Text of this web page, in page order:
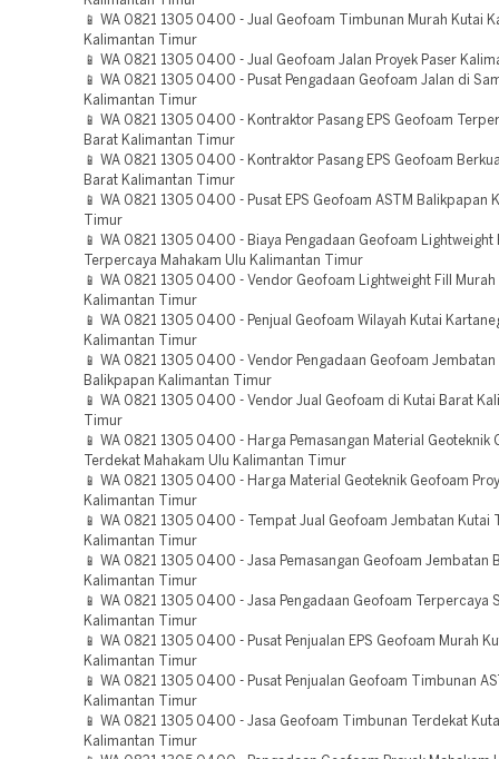
📱 WA 0821 1305 0400 - Jual Geofoam Timbunan Murah Kutai
Kalimantan Timur
📱 WA 0821 1305 0400 - Jual Geofoam Jalan Proyek Paser
📱 WA 0821 1305 0400 - Pusat Pengadaan Geofoam Jalan di
Kalimantan Timur
📱 WA 0821 1305 0400 - Kontraktor Pasang EPS Geofoam
Barat Kalimantan Timur
📱 WA 0821 1305 0400 - Kontraktor Pasang EPS Geofoam
Barat Kalimantan Timur
📱 WA 0821 1305 0400 - Pusat EPS Geofoam ASTM Balikpapan
Timur
📱 WA 0821 1305 0400 - Biaya Pengadaan Geofoam Lightweight
Terpercaya Mahakam Ulu Kalimantan Timur
📱 WA 0821 1305 0400 - Vendor Geofoam Lightweight Fill Murah
Kalimantan Timur
📱 WA 0821 1305 0400 - Penjual Geofoam Wilayah Kutai
Kalimantan Timur
📱 WA 0821 1305 0400 - Vendor Pengadaan Geofoam Jembatan
Balikpapan Kalimantan Timur
📱 WA 0821 1305 0400 - Vendor Jual Geofoam di Kutai Barat
Timur
📱 WA 0821 1305 0400 - Harga Pemasangan Material Geoteknik
Terdekat Mahakam Ulu Kalimantan Timur
📱 WA 0821 1305 0400 - Harga Material Geoteknik Geofoam
Kalimantan Timur
📱 WA 0821 1305 0400 - Tempat Jual Geofoam Jembatan Kutai
Kalimantan Timur
📱 WA 0821 1305 0400 - Jasa Pemasangan Geofoam Jembatan
Kalimantan Timur
📱 WA 0821 1305 0400 - Jasa Pengadaan Geofoam Terpercaya
Kalimantan Timur
📱 WA 0821 1305 0400 - Pusat Penjualan EPS Geofoam Murah
Kalimantan Timur
📱 WA 0821 1305 0400 - Pusat Penjualan Geofoam Timbunan
Kalimantan Timur
📱 WA 0821 1305 0400 - Jasa Geofoam Timbunan Terdekat
Kalimantan Timur